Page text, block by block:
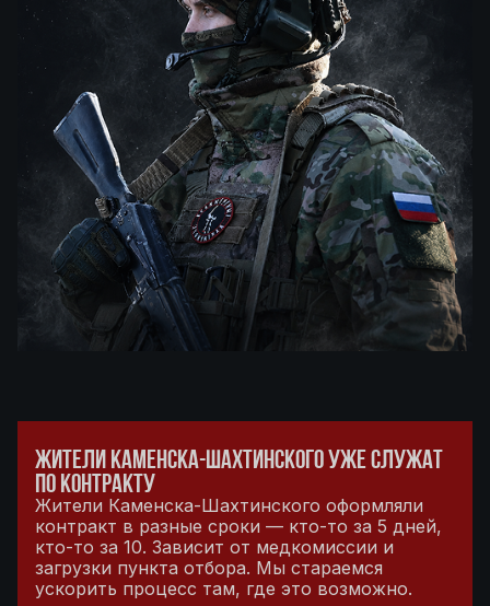
ЖИТЕЛИ КАМЕНСКА-ШАХТИНСКОГО УЖЕ СЛУЖАТ
ПО КОНТРАКТУ
Жители Каменска-Шахтинского оформляли
контракт в разные сроки — кто-то за 5 дней,
кто-то за 10. Зависит от медкомиссии и
загрузки пункта отбора. Мы стараемся
ускорить процесс там, где это возможно.